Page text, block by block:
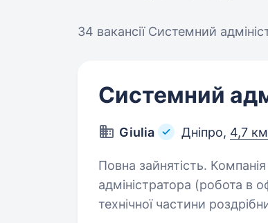
34 вакансії Системний
Системний
Giulia Дніпро, 4,7
Повна зайнятість. Компанія «Giulia» запрошує на роботу системного
адміністратора (робота в офісі)
технічної частини роздрібних